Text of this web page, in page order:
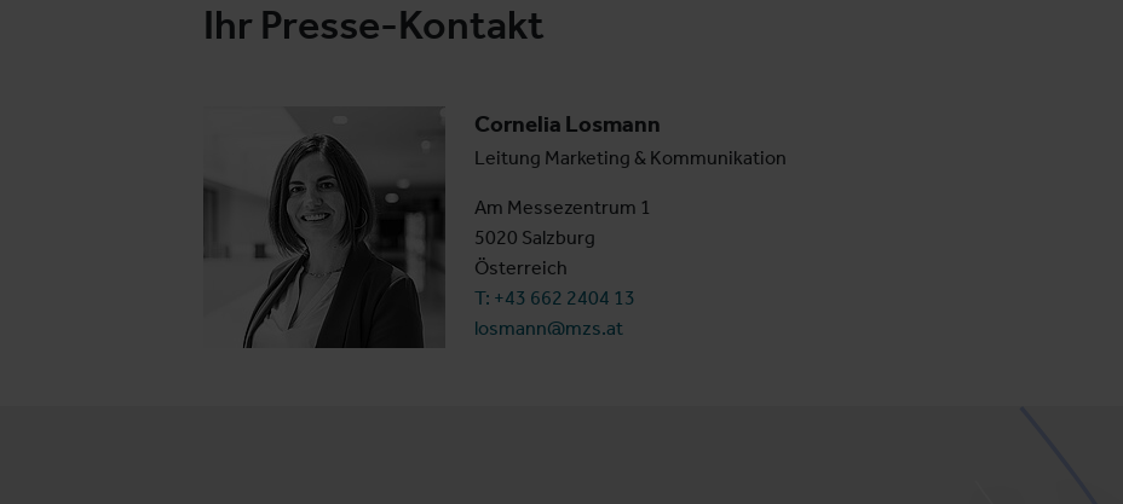
Ihr Presse-Kontakt
Cornelia Losmann
Leitung Marketing & Kommunikation
Am Messezentrum 1
5020 Salzburg
Österreich
T: +43 662 2404 13
losmann@mzs.at